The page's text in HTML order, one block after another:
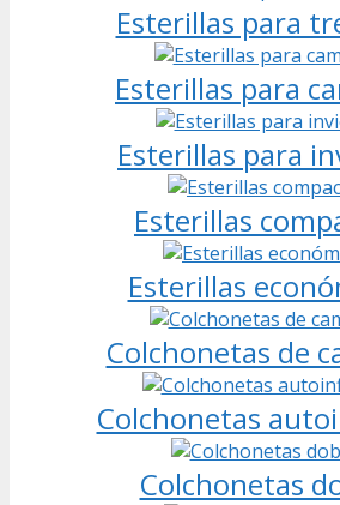
Esterillas para
Esterillas para
Esterillas para
Esterillas
Esterillas
Colchonetas de
Colchonetas
Colchonetas